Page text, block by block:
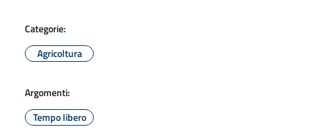
Categorie:
Agricoltura
Argomenti:
Tempo libero